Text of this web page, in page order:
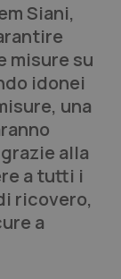
Siani,
misure su
idonei
una
alla
a tutti i
ricovero,
a